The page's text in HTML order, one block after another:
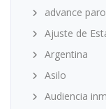
advance
Ajuste de
Argentina
Asilo
Audiencia